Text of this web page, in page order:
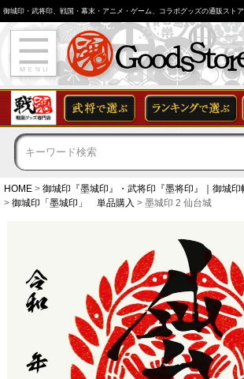
御城印・武将印、戦国・幕末・アニメ・ゲーム、コラボグッズの通販ストア
HOME
御城印『墨城印』・武将印『墨将印』｜御城印
御城印「墨城印」 単品購入
墨城印 2 仙台城